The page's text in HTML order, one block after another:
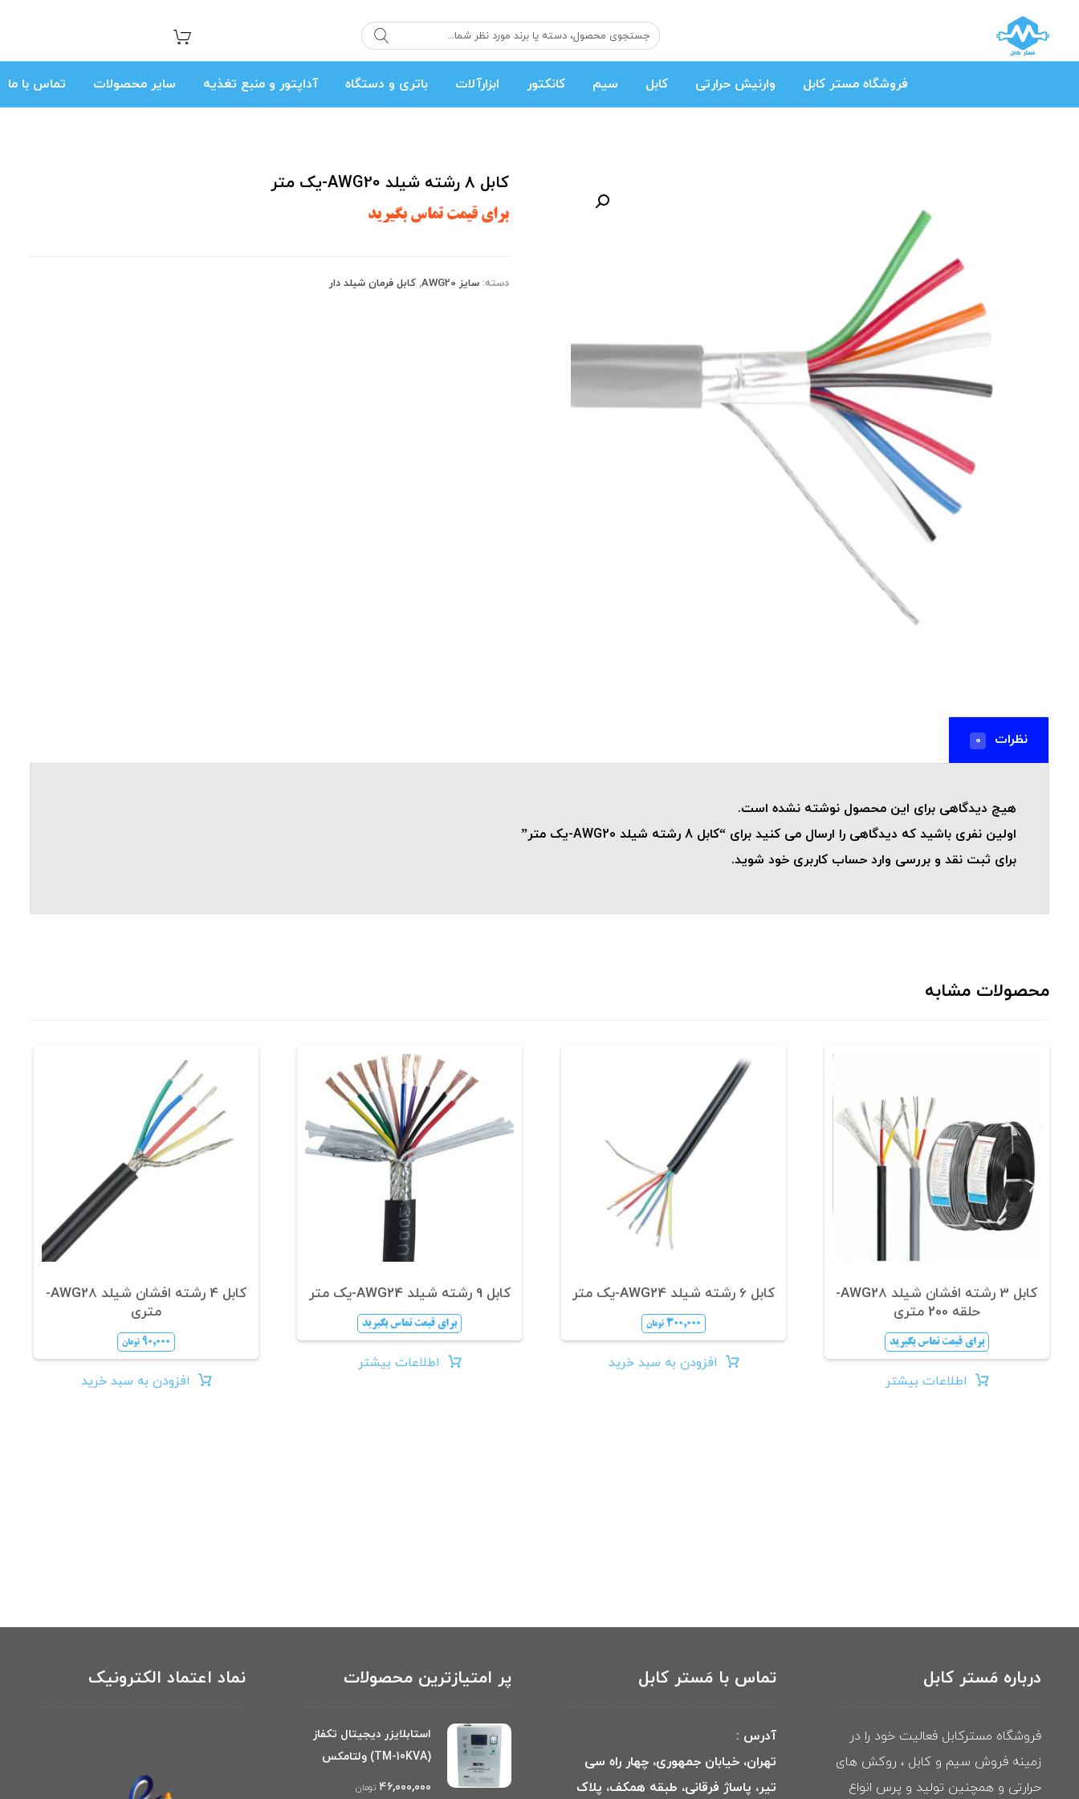
فروشگاه مستر کابل وارنیش حرارتی کابل سیم کانکتور ابزارآلات باتری و دستگاه آداپتور و منبع تغذیه سایر محصولات تماس با ما
کابل 8 رشته شیلد AWG20-یک متر
برای قیمت تماس بگیرید
دسته:سایز AWG20 ,کابل فرمان شیلد دار
نظرات 0
هیچ دیدگاهی برای این محصول نوشته نشده است.
اولین نفری باشید که دیدگاهی را ارسال می کنید برای “کابل 8 رشته شیلد AWG20-یک متر”
برای ثبت نقد و بررسی وارد حساب کاربری خود شوید.
محصولات مشابه
کابل 3 رشته افشان شیلد AWG28-
حلقه 200 متری
برای قیمت تماس بگیرید
اطلاعات بیشتر
کابل 6 رشته شیلد AWG24-یک متر
۳۰۰,۰۰۰ تومان
افزودن به سبد خرید
کابل 9 رشته شیلد AWG24-یک متر
برای قیمت تماس بگیرید
اطلاعات بیشتر
کابل 4 رشته افشان شیلد AWG28-
متری
۹۰,۰۰۰ تومان
افزودن به سبد خرید
درباره مَستر کابل
فروشگاه مسترکابل فعالیت خود را در
زمینه فروش سیم و کابل ، روکش های
حرارتی و همچنین تولید و پرس انواع
تماس با مَستر کابل
آدرس :
تهران، خیابان جمهوری، چهار راه سی
تیر، پاساژ فرقانی، طبقه همکف، پلاک
پر امتیازترین محصولات
استابلایزر دیجیتال تکفاز
(TM-10KVA) ولتامکس
۴۶,۰۰۰,۰۰۰ تومان
نماد اعتماد الکترونیک